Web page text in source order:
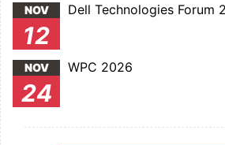
NOV
12
Dell Technologies Forum
NOV
24
WPC 2026